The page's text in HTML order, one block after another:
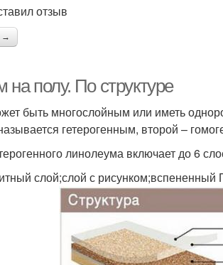
отзыв
→
на полу. По структуре
быть многослойным или иметь
гетерогенным, второй –
линолеума включает до 6
слой;слой с